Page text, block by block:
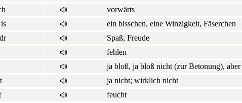
vorwärts
ein bisschen, eine Winzigkeit, Fäserchen
Spaß, Freude
fehlen
ja bloß, ja bloß nicht (zur Betonung),
ja nicht; wirklich nicht
feucht